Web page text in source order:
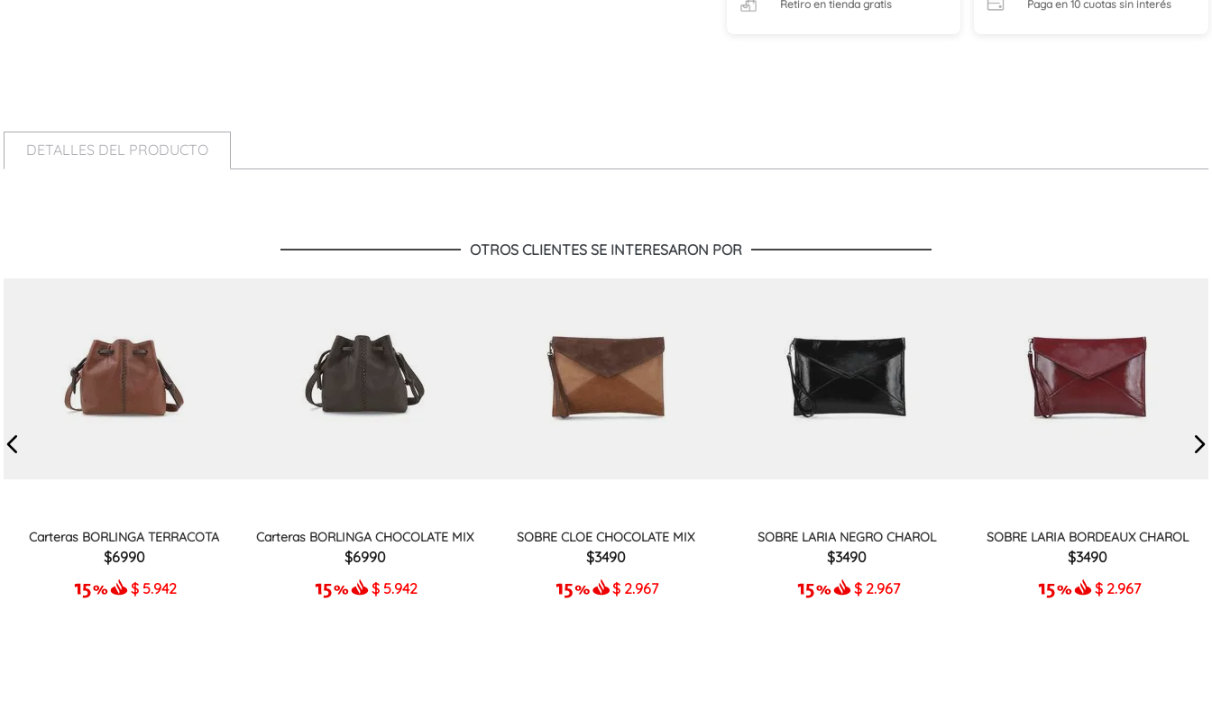
Retiro en tienda gratis Paga en 10 cuotassin interés
DETALLES DEL PRODUCTO
OTROS CLIENTES SE INTERESARON POR
Carteras BORLINGA TERRACOTA
6990
$ 5.942
Carteras BORLINGA CHOCOLATE MIX
6990
$ 5.942
SOBRE CLOE CHOCOLATE MIX
3490
$ 2.967
SOBRE LARIA NEGRO CHAROL
3490
$ 2.967
SOBRE LARIA BORDEAUX CHAROL
3490
$ 2.967